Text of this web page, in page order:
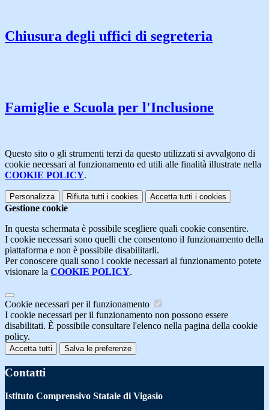
Chiusura degli uffici di segreteria
Famiglie e Scuola per l'Inclusione
Questo sito o gli strumenti terzi da questo utilizzati si avvalgono di
cookie necessari al funzionamento ed utili alle finalità illustrate nella
COOKIE POLICY.
Personalizza Rifiuta tutti i cookies Accetta tutti i cookies
Gestione cookie
In questa schermata è possibile scegliere quali cookie consentire.
I cookie necessari sono quelli che consentono il funzionamento della
piattaforma e non è possibile disabilitarli.
Per conoscere quali sono i cookie necessari al funzionamento potete
visionare la COOKIE POLICY.
Cookie necessari per il funzionamento
I cookie necessari per il funzionamento non possono essere
disabilitati. È possibile consultare l'elenco nella pagina della cookie
policy.
Accetta tutti Salva le preferenze
Contatti
Istituto Comprensivo Statale di Vigasio